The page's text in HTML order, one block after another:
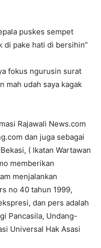
puskes sempet
di pake hati di bersihin”
fokus ngurusin surat
mah udah saya kagak
Rajawali News.com
dan juga sebagai
( Ikatan Wartawan
memberikan
menjalankan
no 40 tahun 1999,
dan pers adalah
Pancasila, Undang-
Universal Hak Asasi